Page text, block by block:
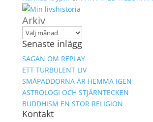
Arkiv
Senaste inlägg
SAGAN OM REPLAY
ETT TURBULENT LIV
SMÅPADDORNA ÄR HEMMA IGEN
ASTROLOGI OCH STJÄRNTECKEN
BUDDHISM EN STOR RELIGION
Kontakt